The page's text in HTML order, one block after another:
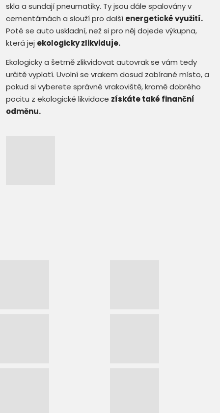
skla a sundají pneumatiky. Ty jsou dále spalovány v
cementárnách a slouží pro další energetické využití.
Poté se auto uskladní, než si pro něj dojede výkupna,
která jej ekologicky zlikviduje.
Ekologicky a šetrně zlikvidovat autovrak se vám tedy
určitě vyplatí. Uvolní se vrakem dosud zabírané místo, a
pokud si vyberete správné vrakoviště, kromě dobrého
pocitu z ekologické likvidace získáte také finanční
odměnu.